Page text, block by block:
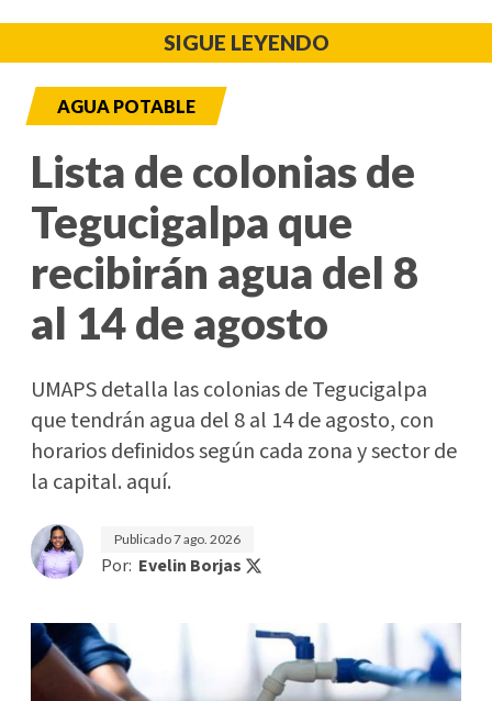
SIGUE LEYENDO
AGUA POTABLE
Lista de colonias de
Tegucigalpa que
recibirán agua del 8
al 14 de agosto
UMAPS detalla las colonias de Tegucigalpa
que tendrán agua del 8 al 14 de agosto, con
horarios definidos según cada zona y sector de
la capital. aquí.
Publicado7 ago. 2026
Por: Evelin Borjas